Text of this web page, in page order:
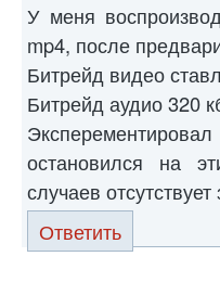
У меня
mp4, после
Битрейд видео
Битрейд аудио 320
остановился на
случаев отсутствует
Ответить